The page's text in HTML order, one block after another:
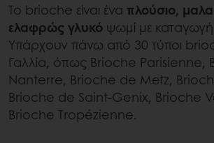
Το brioche είναι ένα πλούσιο,
ελαφρώς γλυκό ψωμί με
Υπάρχουν πάνω από 30 τύποι
Γαλλία, όπως Brioche Parisienne,
Nanterre, Brioche de Metz,
Brioche de Saint-Genix, Brioche
Brioche Tropézienne.